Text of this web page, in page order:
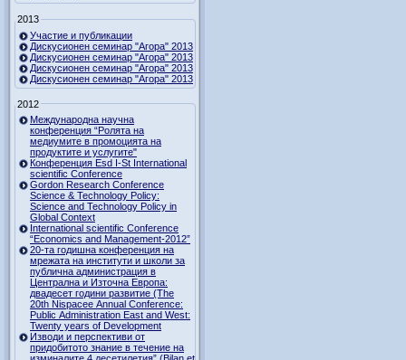
2013
Участие и публикации
Дискусионен семинар "Агора" 2013
Дискусионен семинар "Агора" 2013
Дискусионен семинар "Агора" 2013
Дискусионен семинар "Агора" 2013
2012
Международна научна
конференция “Ролята на
медиумите в промоцията на
продуктите и услугите"
Конференция Esd I-St International
scientific Conference
Gordon Research Сonference
Science & Technology Policy:
Science and Technology Policy in
Global Context
International scientific Conference
“Economics and Management-2012”
20-та годишна конференция на
мрежата на институти и школи за
публична администрация в
Централна и Източна Европа:
двадесет години развитие (The
20th Nispacee Annual Conference:
Public Administration East and West:
Twenty years of Development
Изводи и перспективи от
придобитото знание в течение на